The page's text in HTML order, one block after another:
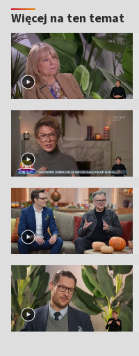
Więcej na ten temat